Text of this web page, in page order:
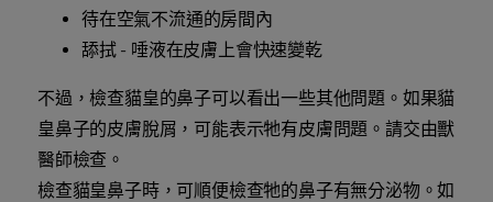
待在空氣不流通的房間內
舔拭 - 唾液在皮膚上會快速變乾
不過，檢查貓皇的鼻子可以看出一些其他問題。如果貓
皇鼻子的皮膚脫屑，可能表示牠有皮膚問題。請交由獸
醫師檢查。
檢查貓皇鼻子時，可順便檢查牠的鼻子有無分泌物。如